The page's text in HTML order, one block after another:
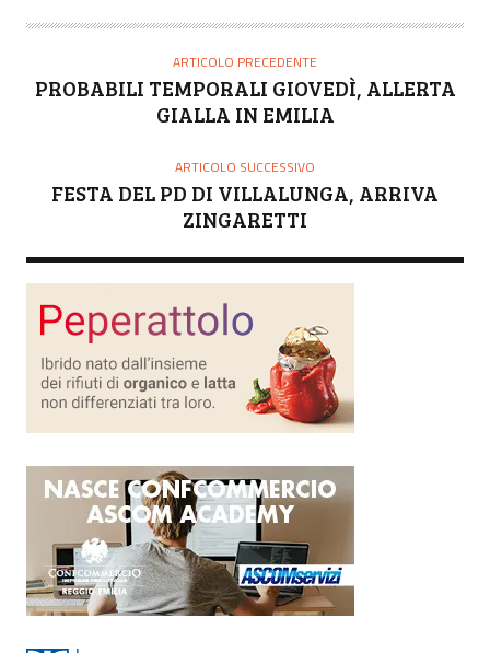
T
R
ARTICOLO PRECEDENTE
PROBABILI TEMPORALI GIOVEDÌ, ALLERTA
GIALLA IN EMILIA
ARTICOLO SUCCESSIVO
FESTA DEL PD DI VILLALUNGA, ARRIVA
ZINGARETTI